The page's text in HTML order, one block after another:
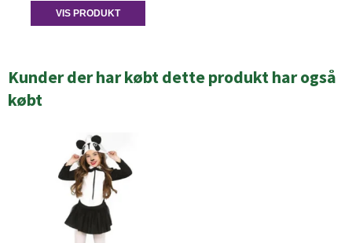
VIS PRODUKT
Kunder der har købt dette produkt har også
købt